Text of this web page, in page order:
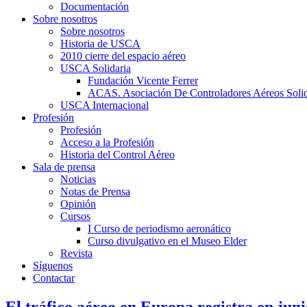
Documentación
Sobre nosotros
Sobre nosotros
Historia de USCA
2010 cierre del espacio aéreo
USCA Solidaria
Fundación Vicente Ferrer
ACAS. Asociación De Controladores Aéreos
USCA Internacional
Profesión
Profesión
Acceso a la Profesión
Historia del Control Aéreo
Sala de prensa
Noticias
Notas de Prensa
Opinión
Cursos
I Curso de periodismo aeronático
Curso divulgativo en el Museo Elder
Revista
Síguenos
Contactar